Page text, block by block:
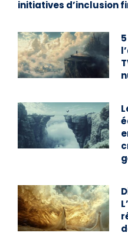
initiatives d’inclusion